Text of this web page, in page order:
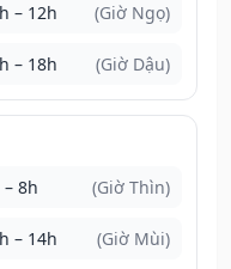
– 12h (Giờ Ngọ)
– 18h (Giờ Dậu)
8h (Giờ Thìn)
– 14h (Giờ Mùi)